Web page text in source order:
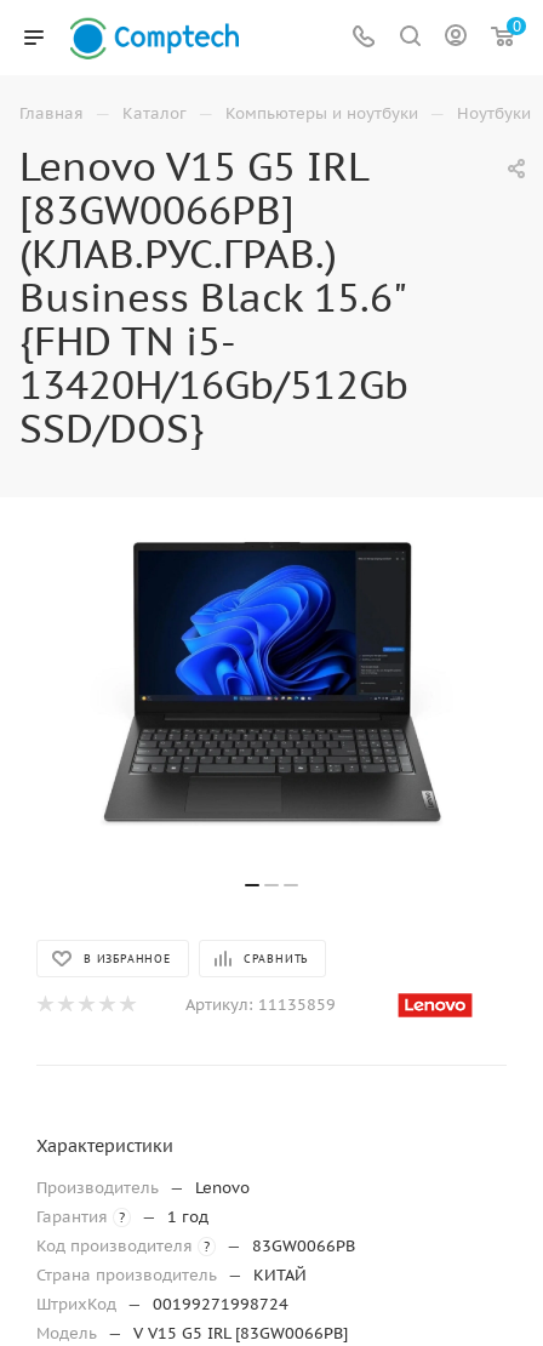
0
Главная — Каталог — Компьютеры и ноутбуки — Ноутбуки
Lenovo V15 G5 IRL
[83GW0066PB]
(КЛАВ.РУС.ГРАВ.)
Business Black 15.6"
{FHD TN i5-
13420H/16Gb/512Gb
SSD/DOS}
В ИЗБРАННОЕ СРАВНИТЬ
Артикул: 11135859
Характеристики
Производитель —
Lenovo
Гарантия
? —
1 год
Код производителя
? —
83GW0066PB
Страна производитель —
КИТАЙ
ШтрихКод —
00199271998724
Модель — V V15 G5 IRL [83GW0066PB]